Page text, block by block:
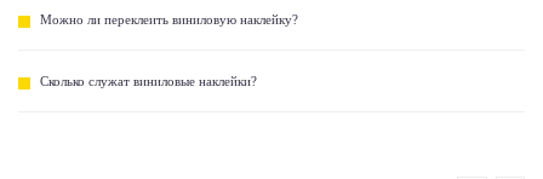
Можно ли переклеить виниловую наклейку?
Сколько служат виниловые наклейки?